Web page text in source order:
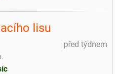
lisu
před týdnem